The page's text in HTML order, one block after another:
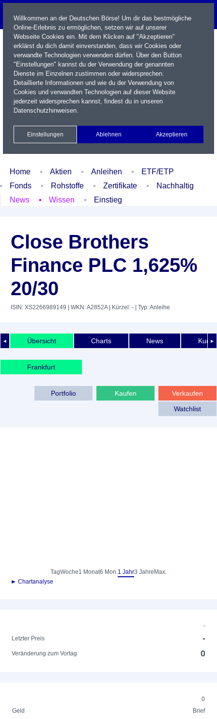
Name / WKN / ISIN / Kürzel
Xetra Realtime
Watchlist Portfolio Login
Home Aktien Anleihen
ETF/ETP
Fonds
Rohstoffe Zertifikate
Nachhaltig
News
Wissen Einstieg
Close Brothers
Finance PLC 1,625%
20/30
ISIN: XS2266989149 | WKN: A2852A| Kürzel: - | Typ: Anleihe
◄ ►
Übersicht Charts News
Frankfurt
Verkaufen
Kaufen
Portfolio
Watchlist
TagWoche1 Monat6 Mon.1 Jahr3 Jahre Max.
► Chartanalyse
-
Letzter Preis
-
Veränderung zum Vortag 0
0
Geld
Brief
Willkommen an der Deutschen Börse! Um dir das bestmögliche
Online-Erlebnis zu ermöglichen, setzen wir auf unserer
Webseite Cookies ein. Mit dem Klicken auf "Akzeptieren"
erklärst du dich damit einverstanden, dass wir Cookies oder
verwandte Technologien verwenden dürfen. Über den Button
"Einstellungen" kannst du der Verwendung der genannten
Dienste im Einzelnen zustimmen oder widersprechen.
Detaillierte Informationen und wie du der Verwendung von
Cookies und verwandten Technologien auf dieser Website
jederzeit widersprechen kannst, findest du in unseren
Datenschutzhinweisen.
Einstellungen Ablehnen Akzeptieren